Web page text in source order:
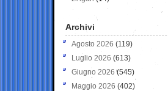
Archivi
Agosto 2026 (119)
Luglio 2026 (613)
Giugno 2026 (545)
Maggio 2026 (402)